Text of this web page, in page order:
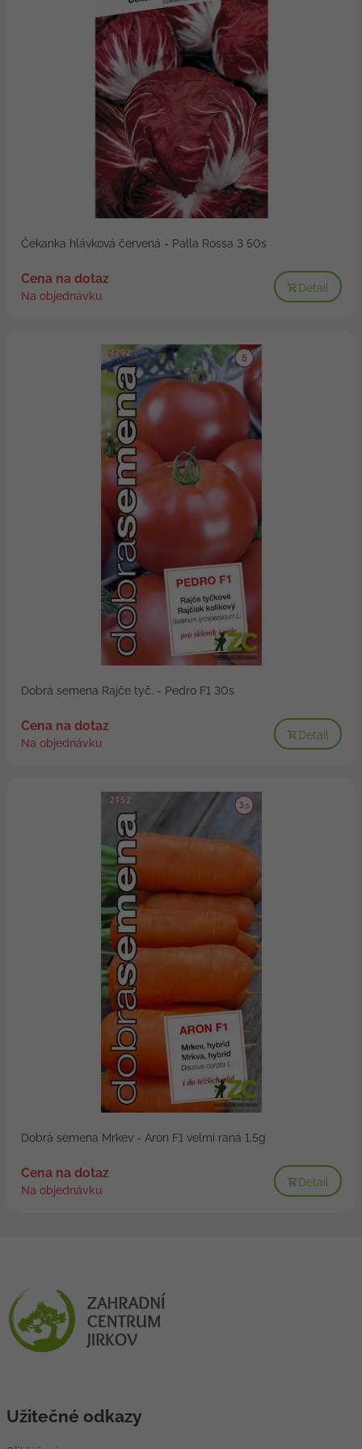
Čekanka hlávková červená - Palla Rossa 3 50s
Cena na dotaz
Na objednávku
Detail
Dobrá semena Rajče tyč. - Pedro F1 30s
Cena na dotaz
Na objednávku
Detail
Dobrá semena Mrkev - Aron F1 velmi raná 1,5g
Cena na dotaz
Na objednávku
Detail
Užitečné odkazy